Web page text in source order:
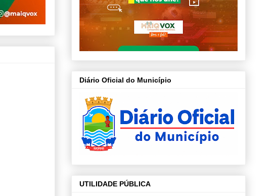
Diário Oficial do Município
UTILIDADE PÚBLICA